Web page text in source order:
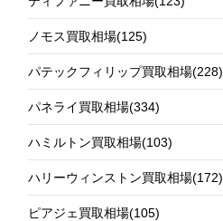
ノモス買取相場(125)
パテックフィリップ買取相場(228)
パネライ買取相場(334)
ハミルトン買取相場(103)
ハリーウィンストン買取相場(172)
ピアジェ買取相場(105)